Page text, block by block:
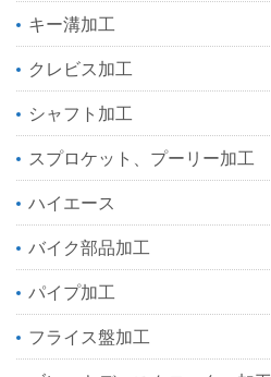
キー溝加工
クレビス加工
シャフト加工
スプロケット、プーリー加工
ハイエース
バイク部品加工
パイプ加工
フライス盤加工